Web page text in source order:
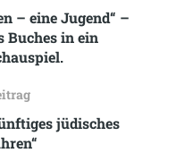
– eine Jugend“ –
Buches in ein
jüdisches